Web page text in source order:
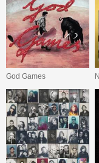
God Games